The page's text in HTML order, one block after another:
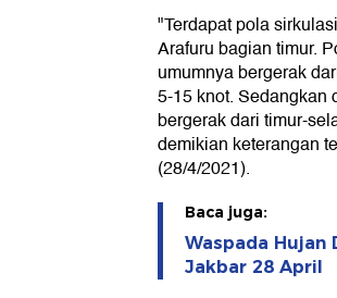
"Terdapat pola
Arafuru bagian timur.
umumnya bergerak
5-15 knot. Sedangkan
bergerak dari timur-
demikian keterangan
(28/4/2021).
Baca juga:
Waspada
Jakbar 28 April